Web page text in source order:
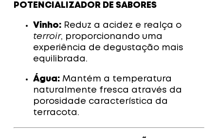
POTENCIALIZADOR DE SABORES
Vinho: Reduz a acidez e realça o
terroir, proporcionando uma
experiência de degustação mais
equilibrada.
Água: Mantém a temperatura
naturalmente fresca através da
porosidade característica da
terracota.